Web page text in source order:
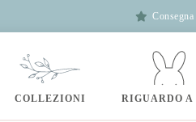
COLLEZIONI RIGUARDO A